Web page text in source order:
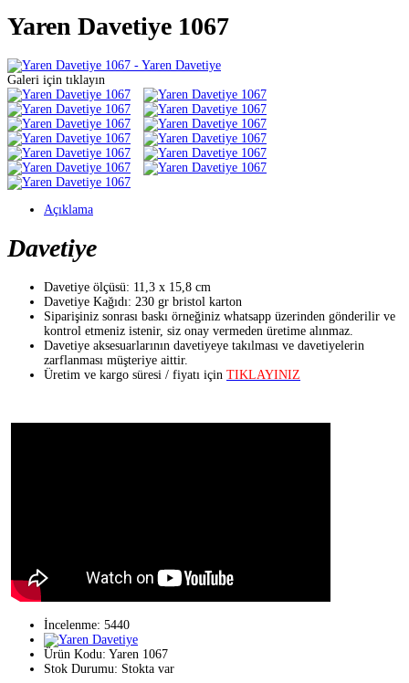
Yaren Davetiye 1067
Galeri için tıklayın
Açıklama
Davetiye
Davetiye ölçüsü: 11,3 x 15,8 cm
Davetiye Kağıdı: 230 gr bristol karton
Siparişiniz sonrası baskı örneğiniz whatsapp üzerinden gönderilir ve
kontrol etmeniz istenir, siz onay vermeden üretime alınmaz.
Davetiye aksesuarlarının davetiyeye takılması ve davetiyelerin
zarflanması müşteriye aittir.
Üretim ve kargo süresi / fiyatı için TIKLAYINIZ
İncelenme: 5440
Ürün Kodu: Yaren 1067
Stok Durumu: Stokta var